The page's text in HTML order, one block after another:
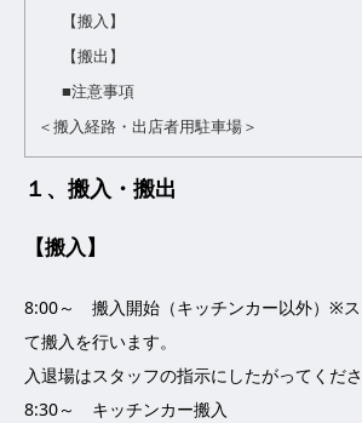
【搬入】
【搬出】
■注意事項
＜搬入経路・出店者用駐車場＞
１、搬入・搬出
【搬入】
8:00～ 搬入開始（キッチンカー以外）※ス
て搬入を行います。
入退場はスタッフの指示にしたがってくださ
8:30～ キッチンカー搬入